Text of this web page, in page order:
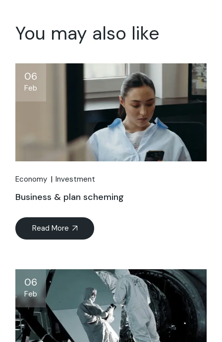
You may also like
06
Feb
Economy Investment
Business & plan scheming
Read More
06
Feb